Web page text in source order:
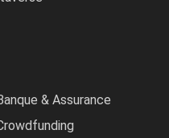
& Assurance